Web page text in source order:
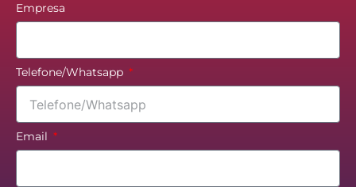
Empresa
Telefone/Whatsapp
Email